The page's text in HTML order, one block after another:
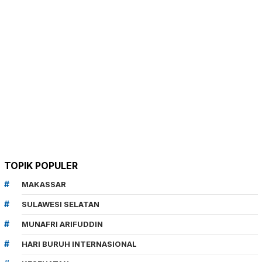
TOPIK POPULER
MAKASSAR
SULAWESI SELATAN
MUNAFRI ARIFUDDIN
HARI BURUH INTERNASIONAL